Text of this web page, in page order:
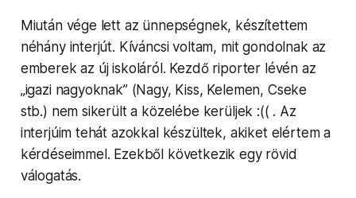
Miután vége lett az ün­nep­ségnek, készítet­tem
néhány interjút. Kíváncsi voltam, mit gondolnak az
emberek az új iskoláról. Kezdő riporter lévén az
„igazi nagyoknak” (Nagy, Kiss, Kelemen, Cseke
stb.) nem sikerült a közelébe kerüljek :(( . Az
interjúim tehát azokkal készültek, akiket elértem a
kérdé­seim­mel. Ezekből következik egy rövid
válogatás.